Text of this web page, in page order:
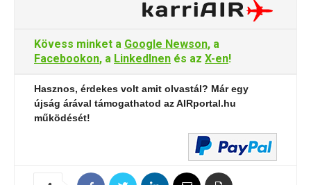
Kövess minket a Google Newson, a
Facebookon, a LinkedInen és az X-en!
Hasznos, érdekes volt amit olvastál? Már egy
újság árával támogathatod az AIRportal.hu
működését!